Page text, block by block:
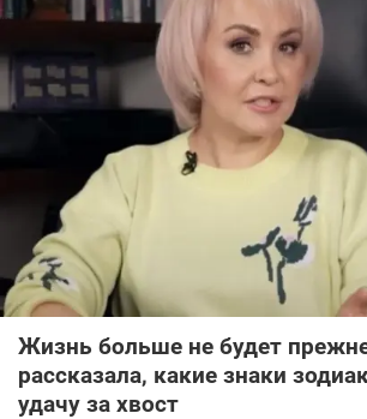
Жизнь больше не будет
рассказала, какие знаки
удачу за хвост